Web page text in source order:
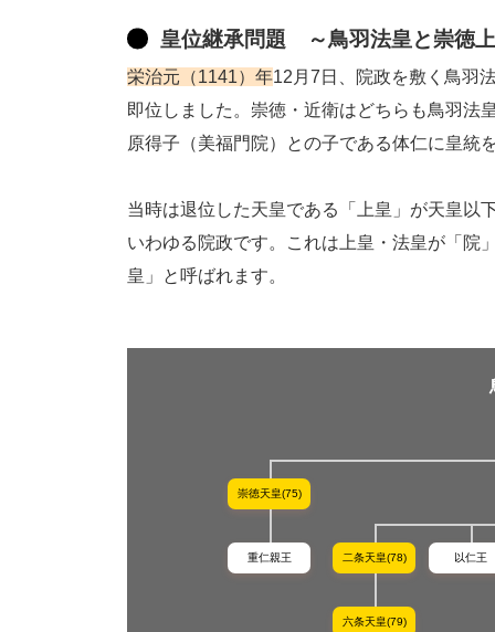
皇位継承問題 ～鳥羽法皇と崇徳
栄治元（1141）年12月7日、院政を敷く鳥羽
即位しました。崇徳・近衛はどちらも鳥羽法
原得子（美福門院）との子である体仁に皇統
当時は退位した天皇である「上皇」が天皇以
いわゆる院政です。これは上皇・法皇が「院
皇」と呼ばれます。
崇徳天皇(75)
重仁親王 二条天皇(78)
六条天皇(79)
以仁王